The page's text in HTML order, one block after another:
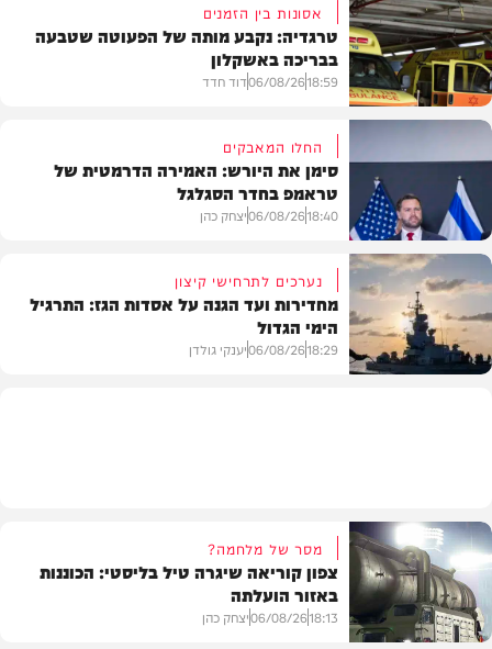
בארץ
אסונות בין הזמנים
טרגדיה: נקבע מותה של הפעוטה שטבעה
בבריכה באשקלון
18:59
06/08/26דוד חדד
בעולם
החלו המאבקים
סימן את היורש: האמירה הדרמטית של
טראמפ בחדר הסגלגל
18:40
06/08/26יצחק כהן
נערכים לתרחישי קיצון
מחדירות ועד הגנה על אסדות הגז: התרגיל
הימי הגדול
18:29
06/08/26יענקי גולדן
מסר של מלחמה?
צפון קוריאה שיגרה טיל בליסטי: הכוננות
באזור הועלתה
18:13
06/08/26יצחק כהן